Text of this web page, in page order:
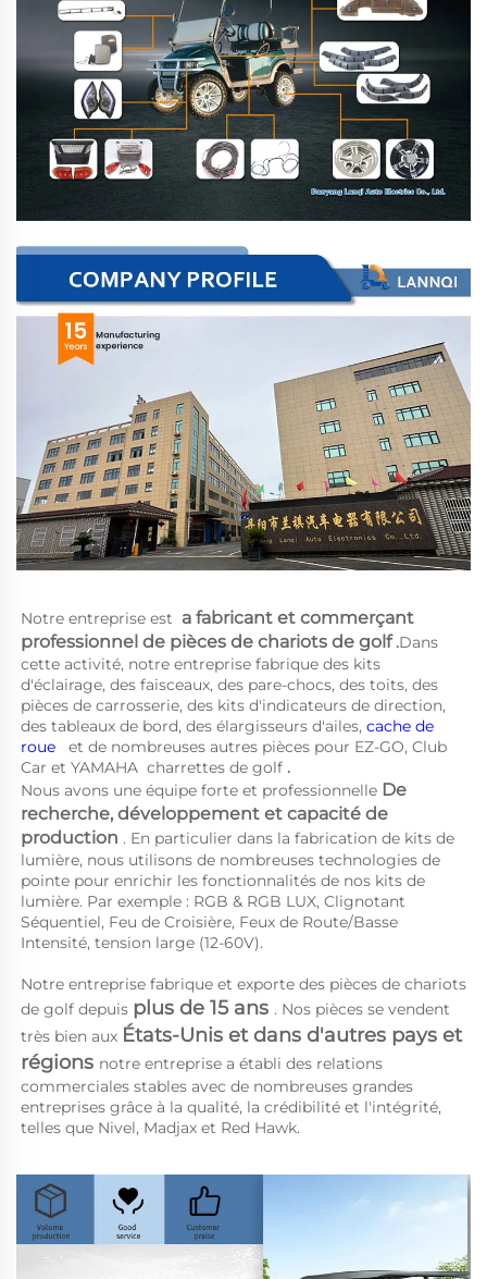
Notre entreprise est a fabricant et commerçant
professionnel de pièces de chariots de golf .Dans
cette activité, notre entreprise fabrique des kits
d'éclairage, des faisceaux, des pare-chocs, des toits, des
pièces de carrosserie, des kits d'indicateurs de direction,
des tableaux de bord, des élargisseurs d'ailes, cache de
roue et de nombreuses autres pièces pour EZ-GO, Club
Car et YAMAHA charrettes de golf .
Nous avons une équipe forte et professionnelle De
recherche, développement et capacité de
production . En particulier dans la fabrication de kits de
lumière, nous utilisons de nombreuses technologies de
pointe pour enrichir les fonctionnalités de nos kits de
lumière. Par exemple : RGB & RGB LUX, Clignotant
Séquentiel, Feu de Croisière, Feux de Route/Basse
Intensité, tension large (12-60V).
Notre entreprise fabrique et exporte des pièces de chariots
de golf depuis plus de 15 ans . Nos pièces se vendent
très bien aux États-Unis et dans d'autres pays et
régions notre entreprise a établi des relations
commerciales stables avec de nombreuses grandes
entreprises grâce à la qualité, la crédibilité et l'intégrité,
telles que Nivel, Madjax et Red Hawk.